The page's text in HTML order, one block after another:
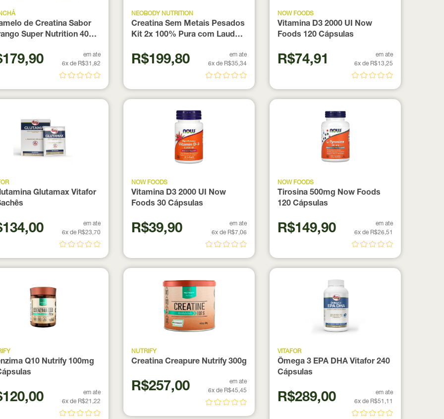
de Creatina Sabor
Super Nutrition 40
em ate
6x de R$31,82
NEOBODY NUTRITION
Creatina Sem Metais Pesados
Kit 2x 100% Pura com Laudo
R$199,80
em ate
6x de R$35,34
NOW FOODS
Vitamina D3 2000 UI Now
Foods 120 Cápsulas
R$74,91
em ate
6x de R$13,25
Glutamax Vitafor
em ate
6x de R$23,70
NOW FOODS
Vitamina D3 2000 UI Now
Foods 30 Cápsulas
R$39,90
em ate
6x de R$7,06
NOW FOODS
Tirosina 500mg Now Foods
120 Cápsulas
R$149,90
em ate
6x de R$26,51
Q10 Nutrify 100mg
em ate
6x de R$21,22
NUTRIFY
Creatina Creapure Nutrify 300g
R$257,00
em ate
6x de R$45,45
VITAFOR
Ômega 3 EPA DHA Vitafor 240
Cápsulas
R$289,00
em ate
6x de R$51,11